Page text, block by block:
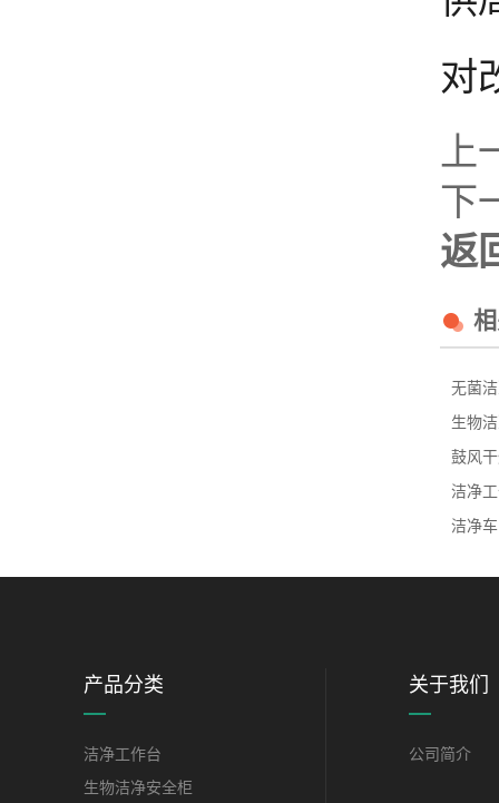
对
下
返
无菌
生物
鼓风
洁净
洁净
产品分类
洁净工作台
生物洁净安全柜
关于我们
公司简介